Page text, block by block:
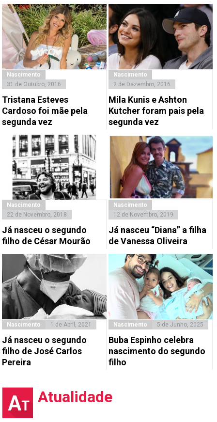
Nascimento
31 de Outubro, 2016
Tristana Esteves
Cardoso foi mãe pela
segunda vez
Nascimento
2 de Dezembro, 2016
Mila Kunis e Ashton
Kutcher foram pais pela
segunda vez
Nascimento
22 de Novembro, 2018
Já nasceu o segundo
filho de César Mourão
Nascimento
12 de Novembro, 2019
Já nasceu “Diana” a filha
de Vanessa Oliveira
Nascimento 1 de Abril, 2021
Já nasceu o segundo
filho de José Carlos
Pereira
Nascimento 5 de Junho, 2025
Buba Espinho celebra
nascimento do segundo
filho
Atualidade